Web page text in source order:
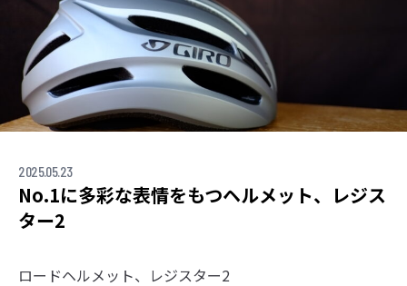
2025.05.23
No.1に多彩な表情をもつヘルメット、レジス
ター2
ロードヘルメット、レジスター2